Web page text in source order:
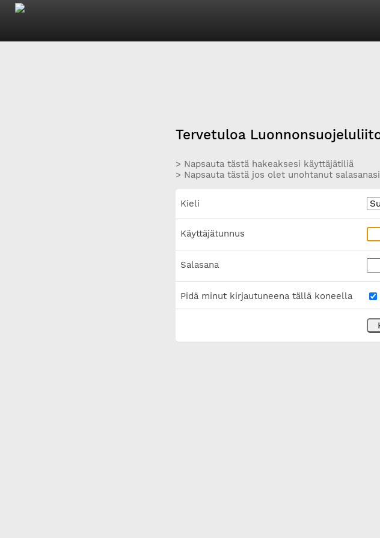
Tervetuloa
> Napsauta tästä hakeaksesi käyttäjätiliä
> Napsauta tästä jos olet unohtanut salasanasi
Kieli
Käyttäjätunnus
Salasana
Pidä minut kirjautuneena tällä koneella